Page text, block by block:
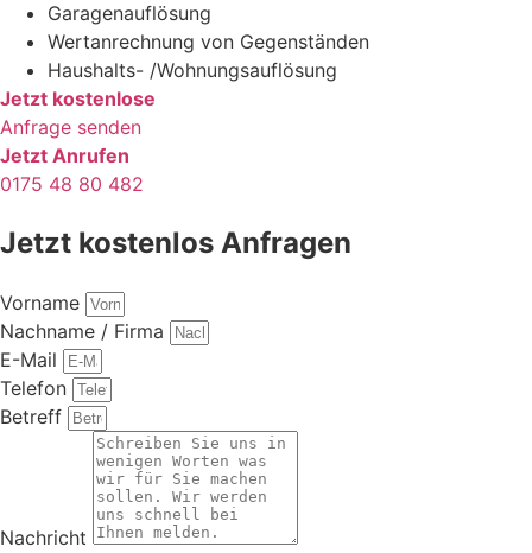
Garagenauflösung
Wertanrechnung von Gegenständen
Haushalts- /Wohnungsauflösung
Jetzt kostenlose
Anfrage senden
Jetzt Anrufen
0175 48 80 482
Jetzt kostenlos Anfragen
Vorname
Nachname / Firma
E-Mail
Telefon
Betreff
Nachricht